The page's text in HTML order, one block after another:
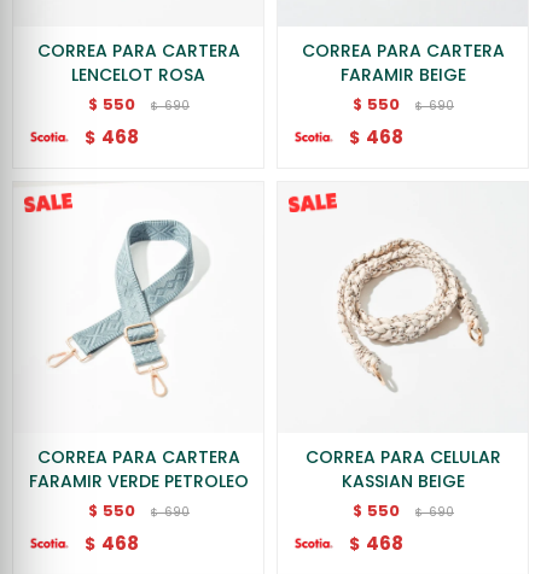
CORREA PARA CARTERA
LENCELOT ROSA
$ 550 $ 690
$ 468
CORREA PARA CARTERA
FARAMIR BEIGE
$ 550 $ 690
$ 468
CORREA PARA CARTERA
FARAMIR VERDE PETROLEO
$ 550 $ 690
$ 468
CORREA PARA CELULAR
KASSIAN BEIGE
$ 550 $ 690
$ 468